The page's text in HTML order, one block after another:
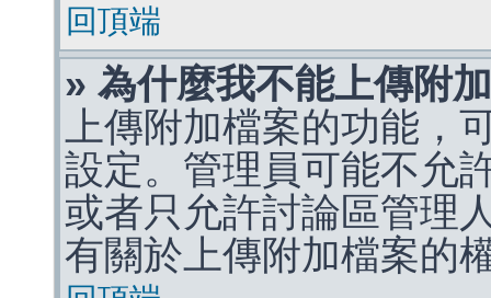
回頂端
» 為什麼我不能上傳附
上傳附加檔案的功能，
設定。管理員可能不允
或者只允許討論區管理
有關於上傳附加檔案的